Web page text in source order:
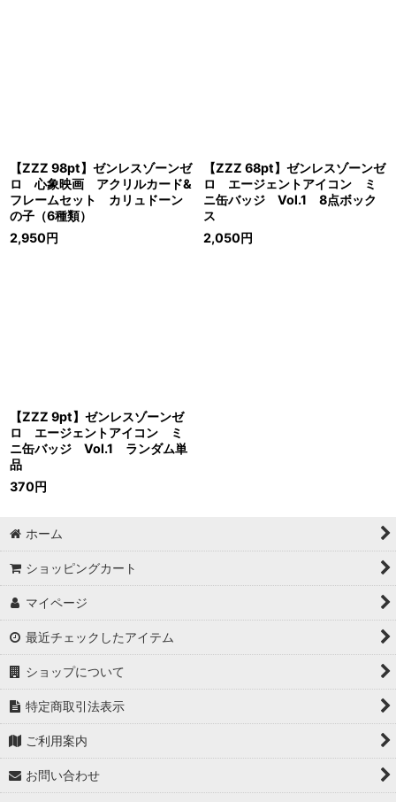
【ZZZ 98pt】ゼンレスゾーンゼ
ロ 心象映画 アクリルカード&
フレームセット カリュドーン
の子（6種類）
2,950円
【ZZZ 68pt】ゼンレスゾーンゼ
ロ エージェントアイコン ミ
ニ缶バッジ Vol.1 8点ボック
ス
2,050円
【ZZZ 9pt】ゼンレスゾーンゼ
ロ エージェントアイコン ミ
ニ缶バッジ Vol.1 ランダム単
品
370円
ホーム
ショッピングカート
マイページ
最近チェックしたアイテム
ショップについて
特定商取引法表示
ご利用案内
お問い合わせ